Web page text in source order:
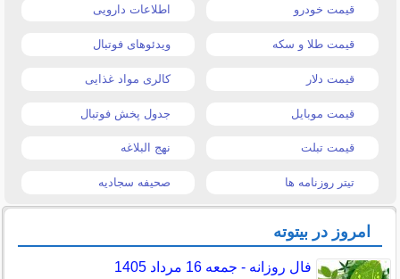
قیمت خودرو اطلاعات دارویی
قیمت طلا و سکه ویدئوهای فوتبال
قیمت دلار کالری مواد غذایی
قیمت موبایل جدول پخش فوتبال
قیمت تبلت نهج البلاغه
تیتر روزنامه ها صحیفه سجادیه
امروز در بیتوته
فال روزانه - جمعه 16 مرداد 1405